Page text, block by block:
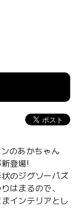
のあかちゃん
登場!
のジグソーパズ
はまるので、
インテリアとし